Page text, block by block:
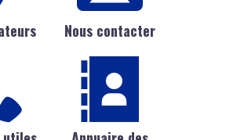
Nous contacter